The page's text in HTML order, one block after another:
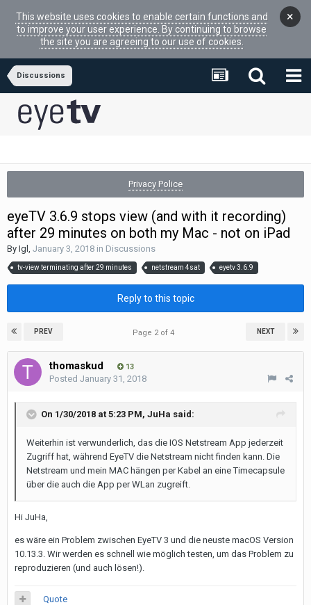
This website uses cookies to enable certain functions and
to improve your user experience. By continuing to browse
the site you are agreeing to our use of cookies.
×
Discussions
Privacy Police
eyeTV 3.6.9 stops view (and with it recording)
after 29 minutes on both my Mac - not on iPad
By Igl , January 3, 2018 in Discussions
tv-view terminating after 29 minutes netstream 4sat eyetv 3.6.9
Reply to this topic
PREV NEXT
Page 2 of 4
thomaskud 13
Posted January 31, 2018
On 1/30/2018 at 5:23 PM, JuHa said:
Weiterhin ist verwunderlich, das die IOS Netstream App jederzeit
Zugriff hat, während EyeTV die Netstream nicht finden kann. Die
Netstream und mein MAC hängen per Kabel an eine Timecapsule
über die auch die App per WLan zugreift.
Hi JuHa,
es wäre ein Problem zwischen EyeTV 3 und die neuste macOS Version
10.13.3. Wir werden es schnell wie möglich testen, um das Problem zu
reproduzieren (und auch lösen!).
Quote